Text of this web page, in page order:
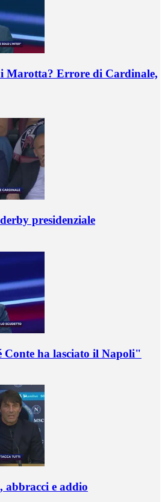
Marotta? Errore di Cardinale,
presidenziale
Conte ha lasciato il Napoli"
abbracci e addio